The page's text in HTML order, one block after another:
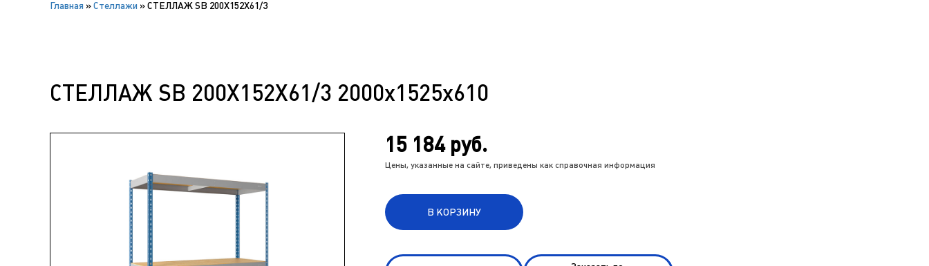
Главная »Cтеллажи »СТЕЛЛАЖ SB 200X152X61/3
СТЕЛЛАЖ SB 200X152X61/3 2000x1525x610
15 184 руб.
Цены, указанные на сайте, приведены как справочная информация
В КОРЗИНУ